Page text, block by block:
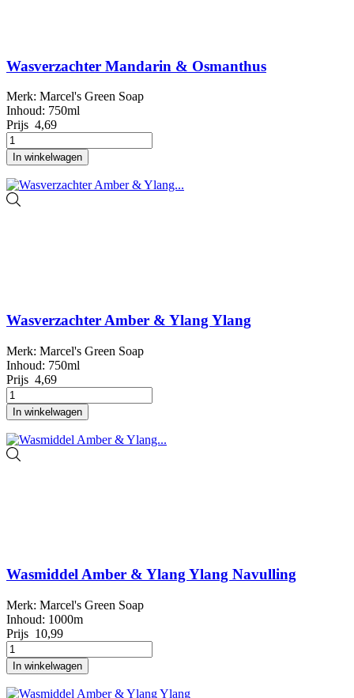
Wasverzachter Mandarin & Osmanthus
Merk: Marcel's Green Soap
Inhoud: 750ml
Prijs 4,69
In winkelwagen
Wasverzachter Amber & Ylang Ylang
Merk: Marcel's Green Soap
Inhoud: 750ml
Prijs 4,69
In winkelwagen
Wasmiddel Amber & Ylang Ylang Navulling
Merk: Marcel's Green Soap
Inhoud: 1000m
Prijs 10,99
In winkelwagen